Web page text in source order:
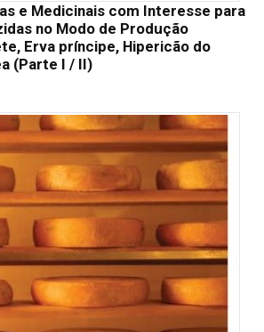
e Medicinais com Interesse para
no Modo de Produção
Erva príncipe, Hipericão do
(Parte I / II)